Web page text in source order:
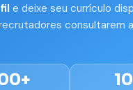
e deixe seu currículo
consultarem